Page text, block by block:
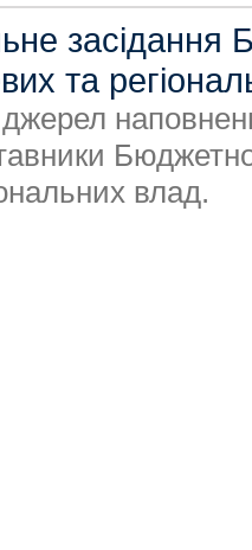
засідання
та
влад.